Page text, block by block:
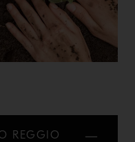
REGGIO